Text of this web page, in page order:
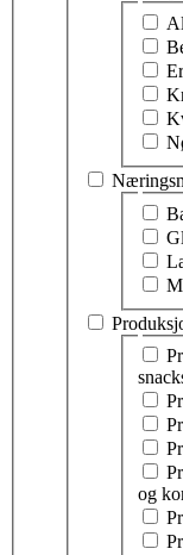
Velg
Velg
Velg
og